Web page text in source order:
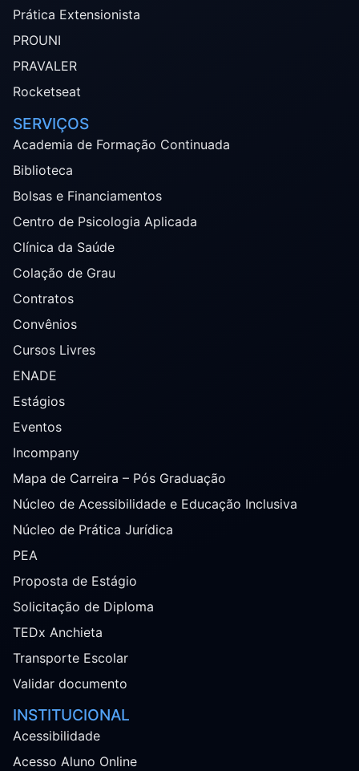
Prática Extensionista
PROUNI
PRAVALER
Rocketseat
SERVIÇOS
Academia de Formação Continuada
Biblioteca
Bolsas e Financiamentos
Centro de Psicologia Aplicada
Clínica da Saúde
Colação de Grau
Contratos
Convênios
Cursos Livres
ENADE
Estágios
Eventos
Incompany
Mapa de Carreira – Pós Graduação
Núcleo de Acessibilidade e Educação Inclusiva
Núcleo de Prática Jurídica
PEA
Proposta de Estágio
Solicitação de Diploma
TEDx Anchieta
Transporte Escolar
Validar documento
INSTITUCIONAL
Acessibilidade
Acesso Aluno Online